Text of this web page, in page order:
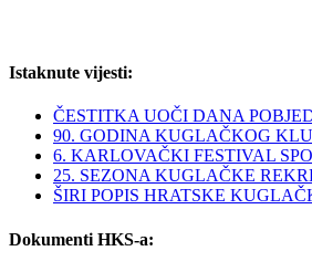
Istaknute vijesti:
ČESTITKA UOČI DANA
90. GODINA KUGLAČKOG
6. KARLOVAČKI FESTIVAL
25. SEZONA KUGLAČKE
ŠIRI POPIS HRATSKE
Dokumenti HKS-a: